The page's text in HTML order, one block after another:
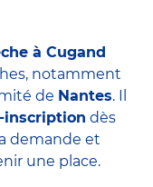
à Cugand
notamment
de Nantes. Il
inscription dès
demande et
une place.